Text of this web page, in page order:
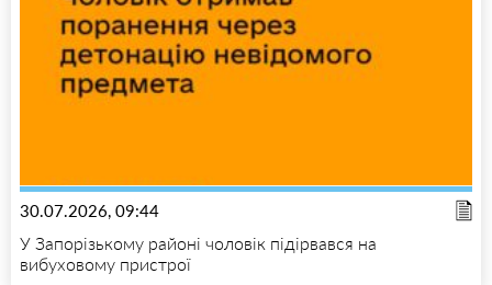
30.07.2026, 09:44
У Запорізькому районі чоловік підірвався на
вибуховому пристрої